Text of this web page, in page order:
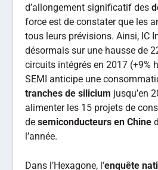
d’allongement significatif des
force est de constater que les
tous leurs prévisions. Ainsi, IC
désormais sur une hausse de
circuits intégrés en 2017 (+9%
SEMI anticipe une
tranches de silicium jusqu’en
alimenter les 15 projets de
desemiconducteurs en Chine
l’année.
Dans l’Hexagone, l’enquête